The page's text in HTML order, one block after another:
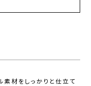
素材をしっかりと仕立て